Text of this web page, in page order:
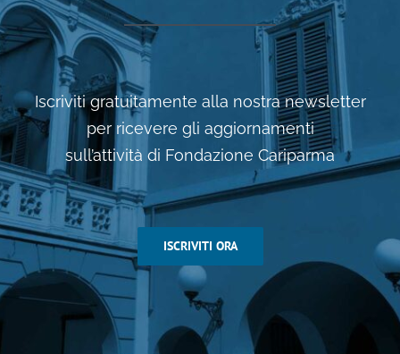
Iscriviti gratuitamente alla nostra newsletter
per ricevere gli aggiornamenti
sull’attività di Fondazione Cariparma
ISCRIVITI ORA